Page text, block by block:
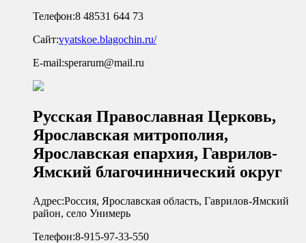
Телефон:8 48531 644 73
Сайт:vyatskoe.blagochin.ru/
E-mail:sperarum@mail.ru
Русская Православная Церковь,
Ярославская митрополия,
Ярославская епархия, Гаврилов-
Ямский благочиннический округ
Адрес:Россия, Ярославская область, Гаврилов-Ямский
район, село Унимерь
Телефон:8-915-97-33-550